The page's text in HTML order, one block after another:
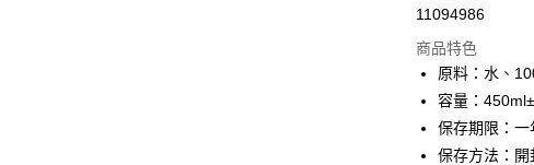
Apple Pay
街口支付
悠遊付
11094986
商品特色
原料：水、
容量：
保存期限：一
保存方法：開